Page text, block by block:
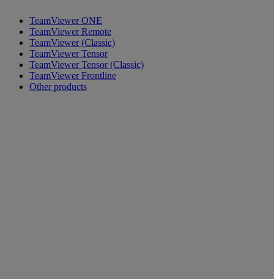
TeamViewer ONE
TeamViewer Remote
TeamViewer (Classic)
TeamViewer Tensor
TeamViewer Tensor (Classic)
TeamViewer Frontline
Other products